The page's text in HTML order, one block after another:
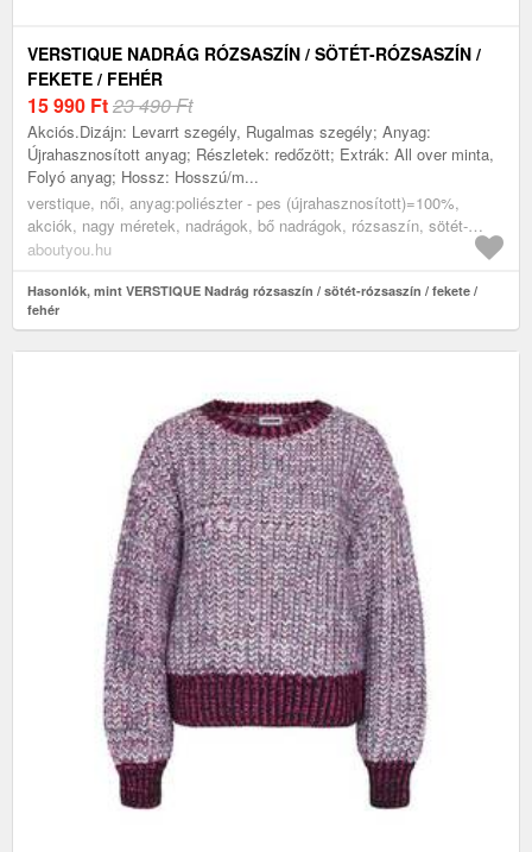
VERSTIQUE NADRÁG RÓZSASZÍN / SÖTÉT-RÓZSASZÍN /
FEKETE / FEHÉR
15 990 Ft23 490 Ft
Akciós.Dizájn: Levarrt szegély, Rugalmas szegély; Anyag:
Újrahasznosított anyag; Részletek: redőzött; Extrák: All over minta,
Folyó anyag; Hossz: Hosszú/m...
verstique, női, anyag:poliészter - pes (újrahasznosított)=100%,
akciók, nagy méretek, nadrágok, bő nadrágok, rózsaszín, sötét-
rózsaszín, fekete, fehér
aboutyou.hu
Hasonlók, mint VERSTIQUE Nadrág rózsaszín / sötét-rózsaszín / fekete /
fehér